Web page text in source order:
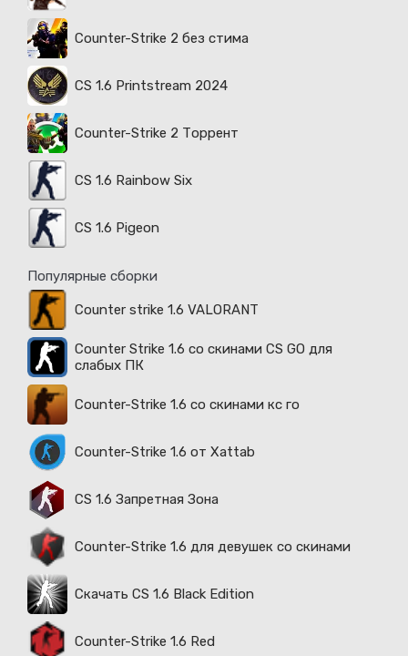
Counter-Strike 2 без стима
CS 1.6 Printstream 2024
Counter-Strike 2 Торрент
CS 1.6 Rainbow Six
CS 1.6 Pigeon
Популярные сборки
Counter strike 1.6 VALORANT
Counter Strike 1.6 со скинами CS GO для
слабых ПК
Counter-Strike 1.6 со скинами кс го
Counter-Strike 1.6 от Xattab
CS 1.6 Запретная Зона
Counter-Strike 1.6 для девушек со скинами
Скачать CS 1.6 Black Edition
Counter-Strike 1.6 Red